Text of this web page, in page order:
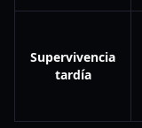
Supervivencia
tardía